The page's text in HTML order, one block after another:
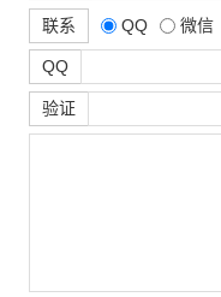
联系 QQ 微信
QQ
验证